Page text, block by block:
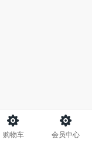
购物车 会员中心